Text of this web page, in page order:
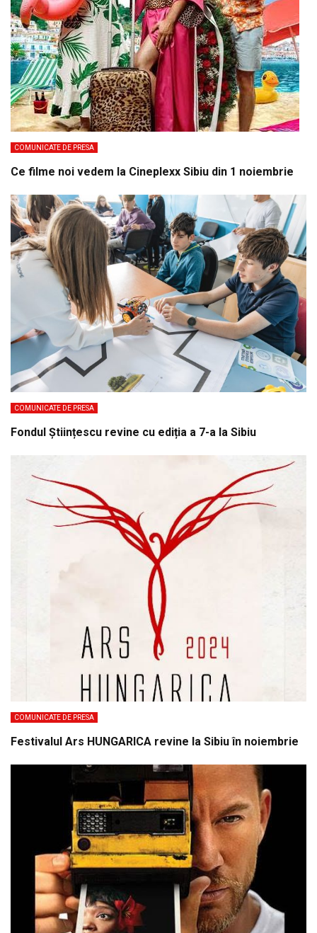
COMUNICATE DE PRESA
Ce filme noi vedem la Cineplexx Sibiu din 1 noiembrie
COMUNICATE DE PRESA
Fondul Științescu revine cu ediția a 7-a la Sibiu
COMUNICATE DE PRESA
Festivalul Ars HUNGARICA revine la Sibiu în noiembrie